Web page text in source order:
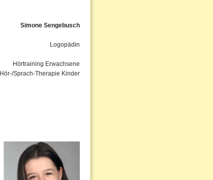
Simone Sengebusch
Logopädin
Hörtraining Erwachsene
Hör-/Sprach-Therapie Kinder